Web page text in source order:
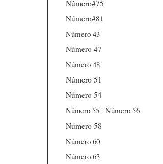
Número#75
Número#81
Número 43
Número 47
Número 48
Número 51
Número 54
Número 55
Número 56
Número 58
Número 60
Número 63